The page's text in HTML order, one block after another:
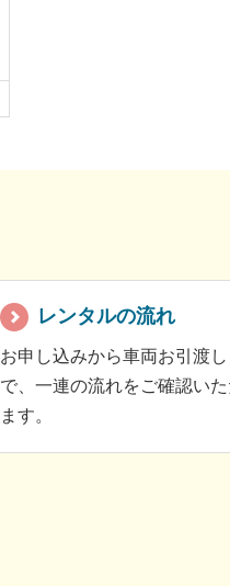
レンタルの流れ
お申し込みから車両お引渡
で、一連の流れをご確認い
ます。